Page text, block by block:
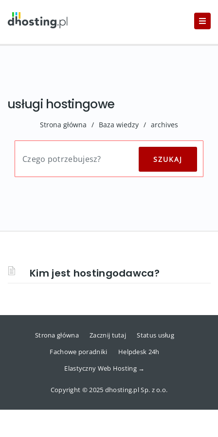
usługi hostingowe
Strona główna / Baza wiedzy / archives
Kim jest hostingodawca?
Strona główna Zacznij tutaj
Status usług
Fachowe poradniki
Helpdesk 24h
Elastyczny Web Hosting →
Copyright © 2025 dhosting.pl Sp. z o.o.